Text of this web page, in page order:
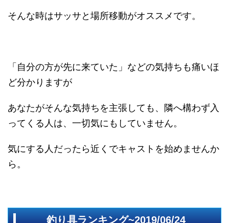
そんな時はサッサと場所移動がオススメです。
「自分の方が先に来ていた」などの気持ちも痛いほ
ど分かりますが
あなたがそんな気持ちを主張しても、隣へ構わず入
ってくる人は、一切気にもしていません。
気にする人だったら近くでキャストを始めませんか
ら。
釣り具ランキング~2019/06/24